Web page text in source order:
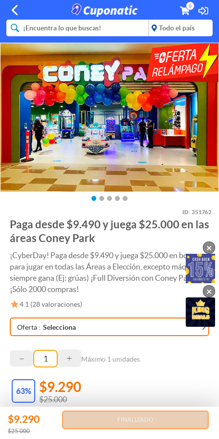
0
ID:351762
Paga desde $9.490 y juega $25.000 en las
áreas Coney Park
¡CyberDay! Paga desde $9.490 y juega $25.000 en bonus
para jugar en todas las Áreas a Elección, excepto máquinas
siempre gana (Ej: grúas) ¡Full Diversión con Coney Park!
¡Sólo 2000 compras!
4.1 (28 valoraciones)
Oferta : Selecciona
– + Máximo 1 unidades.
63% $9.290
$25.000
10374 km, San Joaquín
$9.290
$25.000
FINALIZADO
×
×